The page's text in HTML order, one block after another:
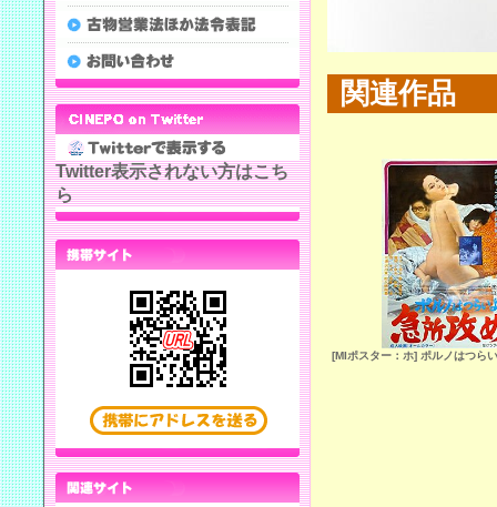
関連作品
[MIポスター：ホ] ポルノはつら
Twitter表示されない方はこち
ら